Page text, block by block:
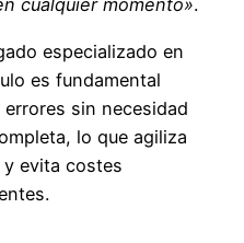
cualquier momento».
especializado en
es fundamental
sin necesidad
lo que agiliza
evita costes